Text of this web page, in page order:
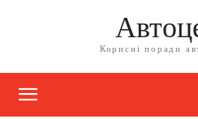
Корисні поради